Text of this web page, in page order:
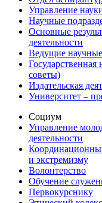
Управление
Научные
Основные
деятельности
Ведущие
Государственная
советы)
Издательская
Университет –
Социум
Управление
деятельности
и экстремизму
Волонтерство
Обучение
Первокурснику